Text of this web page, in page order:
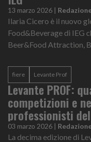
13 marzo 2026 |
Ilaria Cicero è il nuovo
Food&Beverage di IEG
Beer&Food Attraction,
fiere Levante Prof
Levante PROF:
competizioni e
professionisti
03 marzo 2026 |
La decima edizione di